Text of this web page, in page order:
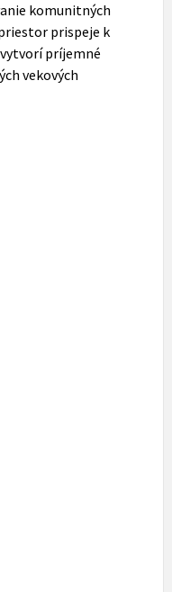
komunitných
prispeje k
príjemné
vekových